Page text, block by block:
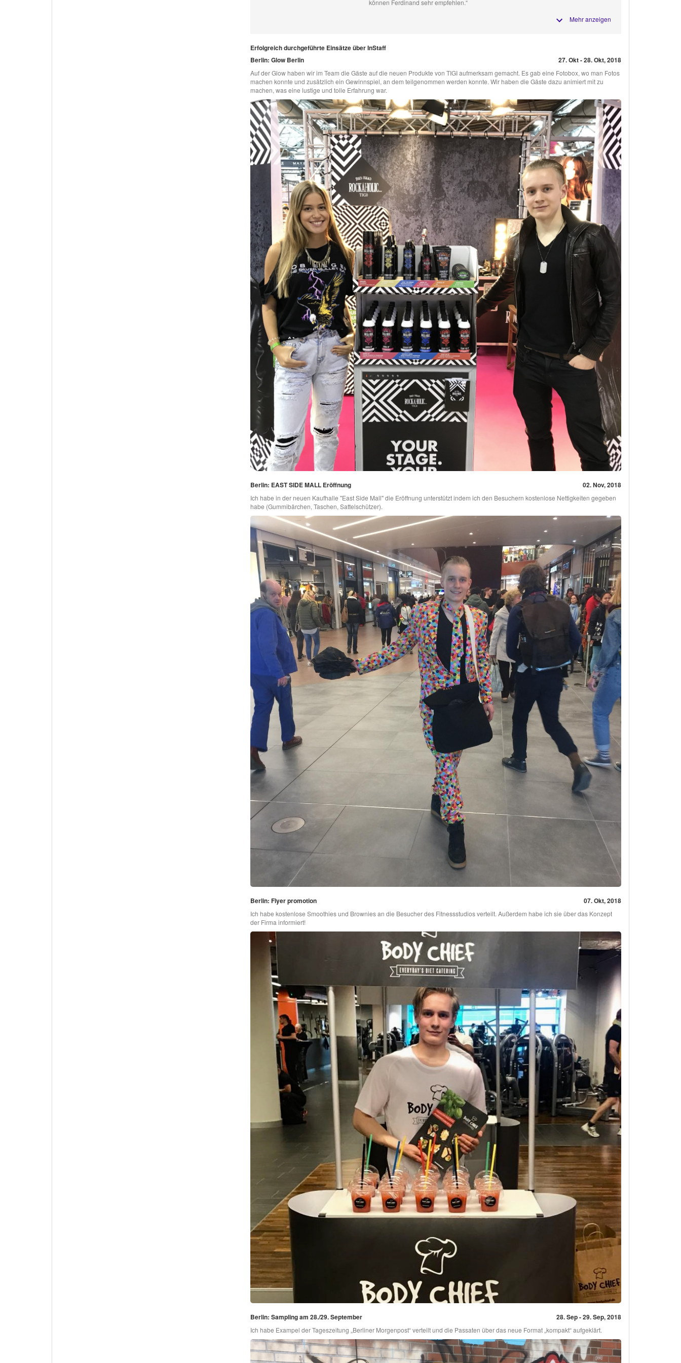
können Ferdinand sehr empfehlen.“
Mehr anzeigen
Erfolgreich durchgeführte Einsätze über InStaff
Berlin: Glow Berlin
27. Okt - 28. Okt, 2018
Auf der Glow haben wir im Team die Gäste auf die neuen Produkte von TIGI aufmerksam gemacht. Es gab eine Fotobox, wo man Fotos
machen konnte und zusätzlich ein Gewinnspiel, an dem teilgenommen werden konnte. Wir haben die Gäste dazu animiert mit zu
machen, was eine lustige und tolle Erfahrung war.
Berlin: EAST SIDE MALL Eröffnung 02. Nov, 2018
Ich habe in der neuen Kaufhalle "East Side Mall" die Eröffnung unterstützt indem ich den Besuchern kostenlose Nettigkeiten gegeben
habe (Gummibärchen, Taschen, Sattelschützer).
Berlin: Flyer promotion 07. Okt, 2018
Ich habe kostenlose Smoothies und Brownies an die Besucher des Fitnessstudios verteilt. Außerdem habe ich sie über das Konzept
der Firma informiert!
Berlin: Sampling am 28./29. September 28. Sep - 29. Sep, 2018
Ich habe Exampel der Tageszeitung „Berliner Morgenpost“ verteilt und die Passaten über das neue Format „kompakt“ aufgeklärt.